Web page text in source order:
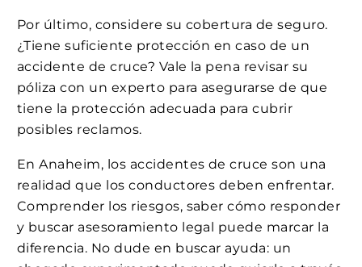
Por último, considere su cobertura de seguro.
¿Tiene suficiente protección en caso de un
accidente de cruce? Vale la pena revisar su
póliza con un experto para asegurarse de que
tiene la protección adecuada para cubrir
posibles reclamos.
En Anaheim, los accidentes de cruce son una
realidad que los conductores deben enfrentar.
Comprender los riesgos, saber cómo responder
y buscar asesoramiento legal puede marcar la
diferencia. No dude en buscar ayuda: un